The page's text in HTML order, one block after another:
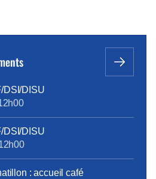
DSI/DISU
DSI/DISU
: accueil café